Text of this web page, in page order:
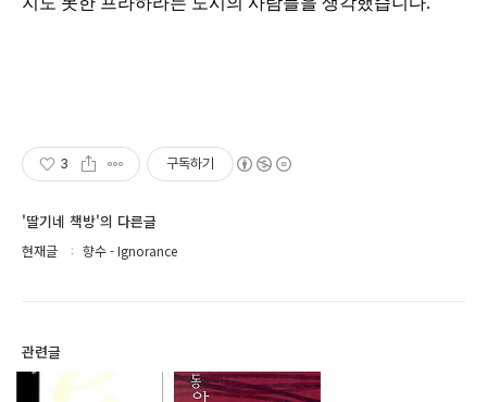
3 구독하기
'딸기네 책방'의 다른글
현재글 향수 - Ignorance
관련글